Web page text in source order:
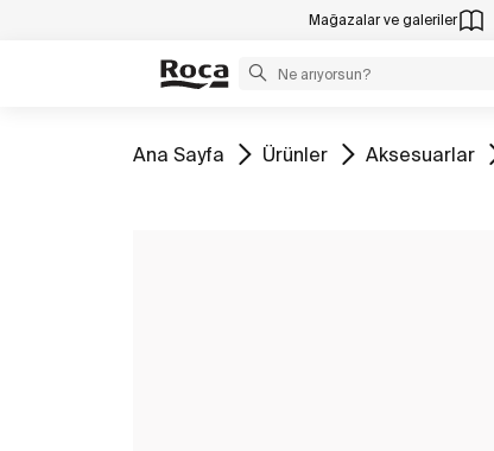
Mağazalar ve galeriler
Tüm
Ana Sayfa Tüm
Ürünler Tüm
Aksesuarlar